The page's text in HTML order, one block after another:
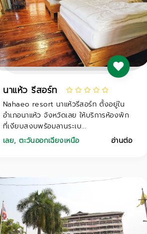
นาแห้ว รีสอร์ท
Nahaeo resort นาแห้วรีสอร์ท ตั้งอยู่ใน
อำเภอนาแห้ว จังหวัดเลย ให้บริการห้องพัก
ที่เงียบสงบพร้อมลานระเบ...
เลย,ตะวันออกเฉียงเหนือ อ่านต่อ